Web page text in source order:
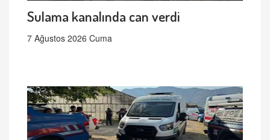
Sulama kanalında can verdi
7 Ağustos 2026 Cuma